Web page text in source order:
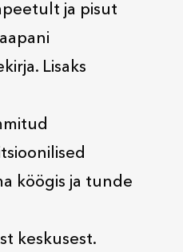
ja pisut
Lisaks
köögis ja tunde
keskusest.